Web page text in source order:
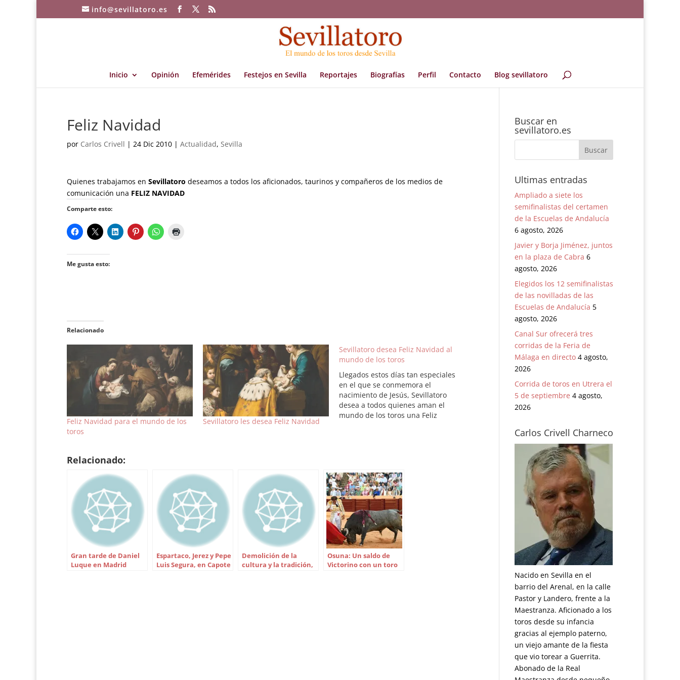
info@sevillatoro.es
Inicio Opinión Efemérides Festejos en Sevilla Reportajes Biografías Perfil Contacto Blog sevillatoro
Feliz Navidad
por Carlos Crivell | 24 Dic 2010 | Actualidad, Sevilla
Quienes trabajamos en Sevillatoro deseamos a todos los aficionados, taurinos y compañeros de los medios de
comunicación una FELIZ NAVIDAD
Comparte esto:
Me gusta esto:
Relacionado
Feliz Navidad para el mundo de los
toros
Sevillatoro les desea Feliz Navidad
Sevillatoro desea Feliz Navidad al
mundo de los toros
Llegados estos días tan especiales
en el que se conmemora el
nacimiento de Jesús, Sevillatoro
desea a todos quienes aman el
mundo de los toros una Feliz
Relacionado:
Gran tarde de Daniel
Luque en Madrid
Espartaco, Jerez y Pepe
Luis Segura, en Capote
Demolición de la
cultura y la tradición,
Osuna: Un saldo de
Victorino con un toro
Buscar en
sevillatoro.es
Ultimas entradas
Ampliado a siete los
semifinalistas del certamen
de la Escuelas de Andalucía
6 agosto, 2026
Javier y Borja Jiménez, juntos
en la plaza de Cabra 6
agosto, 2026
Elegidos los 12 semifinalistas
de las novilladas de las
Escuelas de Andalucía 5
agosto, 2026
Canal Sur ofrecerá tres
corridas de la Feria de
Málaga en directo 4 agosto,
2026
Corrida de toros en Utrera el
5 de septiembre 4 agosto,
2026
Carlos Crivell Charneco
Nacido en Sevilla en el
barrio del Arenal, en la calle
Pastor y Landero, frente a la
Maestranza. Aficionado a los
toros desde su infancia
gracias al ejemplo paterno,
un viejo amante de la fiesta
que vio torear a Guerrita.
Abonado de la Real